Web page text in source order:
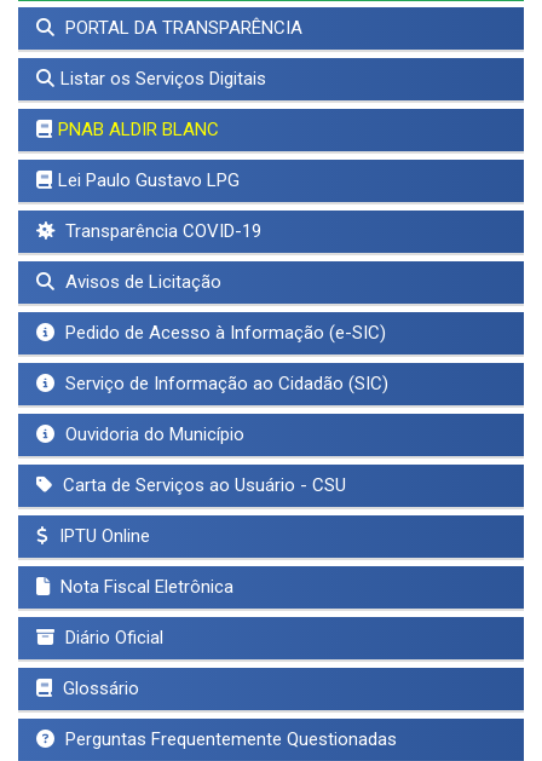
PORTAL DA TRANSPARÊNCIA
Listar os Serviços Digitais
PNAB ALDIR BLANC
Lei Paulo Gustavo LPG
Transparência COVID-19
Avisos de Licitação
Pedido de Acesso à Informação (e-SIC)
Serviço de Informação ao Cidadão (SIC)
Ouvidoria do Município
Carta de Serviços ao Usuário - CSU
IPTU Online
Nota Fiscal Eletrônica
Diário Oficial
Glossário
Perguntas Frequentemente Questionadas